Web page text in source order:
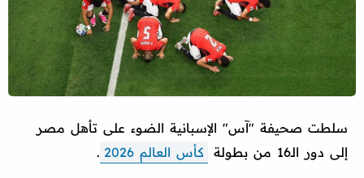
سلطت صحيفة "آس" الإسبانية الضوء على تأهل مصر
إلى دور الـ16 من بطولة
كأس العالم 2026 .